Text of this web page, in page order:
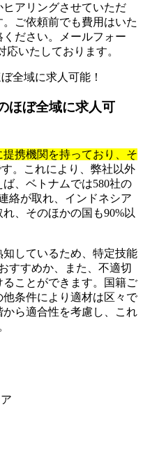
アリングさせていただ
ご依頼前でも費用はいた
ださい。メールフォー
いたしております。
ほぼ全域に求人可
携機関を持っており、そ
す。これにより、弊社以外
、ベトナムでは580社の
絡が取れ、インドネシア
、そのほかの国も90%以
しているため、特定技能
すすめか、また、不適切
ことができます。国籍ご
条件により適材は区々で
ら適合性を考慮し、これ